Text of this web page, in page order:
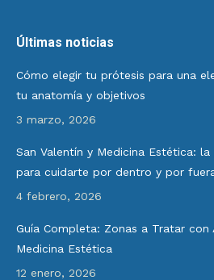
Últimas noticias
Cómo elegir tu prótesis para una
tu anatomía y objetivos
3 marzo, 2026
San Valentín y Medicina Estética:
para cuidarte por dentro y por
4 febrero, 2026
Guía Completa: Zonas a Tratar con
Medicina Estética
12 enero, 2026